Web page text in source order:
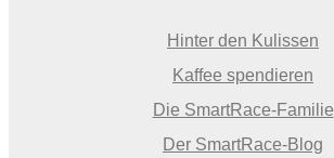
Hinter den Kulissen
Kaffee spendieren
Die SmartRace-Familie
Der SmartRace-Blog